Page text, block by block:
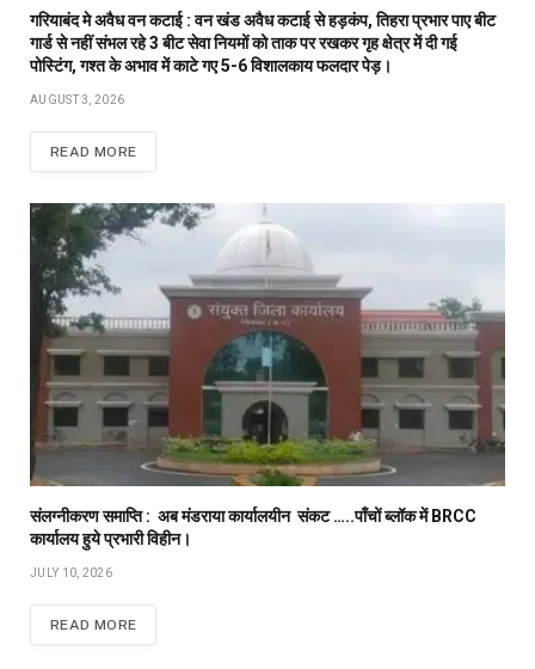
गरियाबंद मे अवैध वन कटाई : वन खंड अवैध कटाई से हड़कंप, तिहरा प्रभार पाए बीट
गार्ड से नहीं संभल रहे 3 बीट सेवा नियमों को ताक पर रखकर गृह क्षेत्र में दी गई
पोस्टिंग, गश्त के अभाव में काटे गए 5-6 विशालकाय फलदार पेड़।
AUGUST 3, 2026
READ MORE
संलग्नीकरण समाप्ति : अब मंडराया कार्यालयीन संकट …..पाँचों ब्लॉक में BRCC
कार्यालय हुये प्रभारी विहीन।
JULY 10, 2026
READ MORE